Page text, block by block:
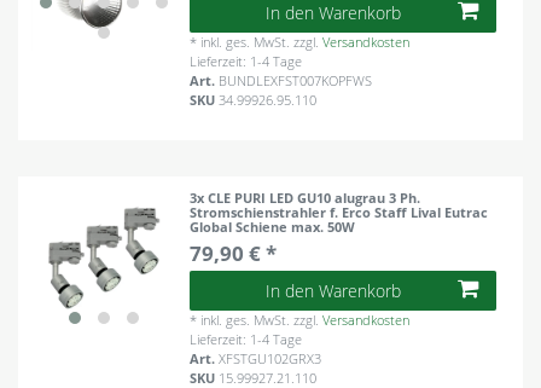
In den Warenkorb
* inkl. ges. MwSt. zzgl.Versandkosten
Lieferzeit: 1-4 Tage
Art. BUNDLEXFST007KOPFWS
SKU34.99926.95.110
3x CLE PURI LED GU10 alugrau 3 Ph.
Stromschienstrahler f. Erco Staff Lival Eutrac
Global Schiene max. 50W
79,90 € *
In den Warenkorb
* inkl. ges. MwSt. zzgl.Versandkosten
Lieferzeit: 1-4 Tage
Art.XFSTGU102GRX3
SKU 15.99927.21.110